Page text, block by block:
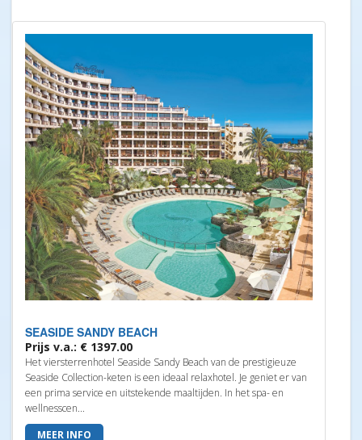
SEASIDE SANDY BEACH
Prijs v.a.: € 1397.00
Het viersterrenhotel Seaside Sandy Beach van de prestigieuze
Seaside Collection-keten is een ideaal relaxhotel. Je geniet er van
een prima service en uitstekende maaltijden. In het spa- en
wellnesscen...
MEER INFO